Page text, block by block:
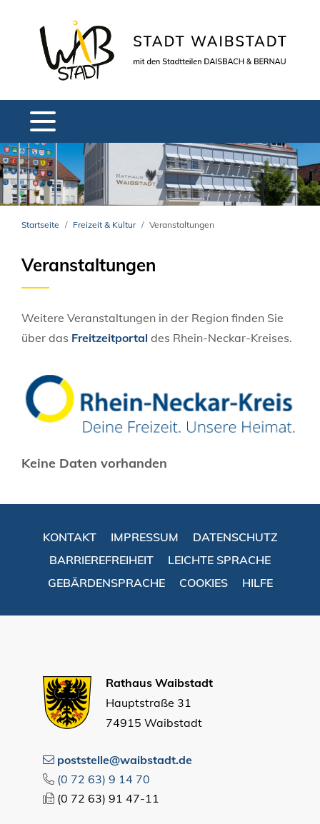
Startseite Freizeit & Kultur Veranstaltungen
Veranstaltungen
Weitere Veranstaltungen in der Region finden Sie
über das Freitzeitportal des Rhein-Neckar-Kreises.
Keine Daten vorhanden
KONTAKT IMPRESSUM
DATENSCHUTZ
BARRIEREFREIHEIT
LEICHTE SPRACHE
GEBÄRDENSPRACHE
COOKIES HILFE
Rathaus Waibstadt
Hauptstraße 31
74915 Waibstadt
poststelle@waibstadt.de
(0 72 63) 9 14 70
(0 72 63) 91 47-11